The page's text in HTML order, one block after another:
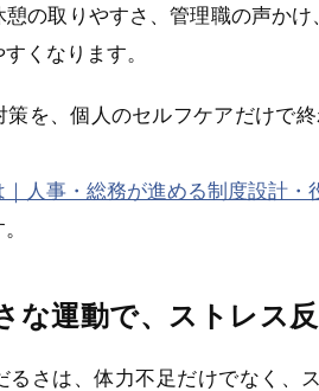
の取りやすさ、管理職の声か
くなります。
策を、個人のセルフケアだけで
人事・総務が進める制度設計・
な運動で、ストレス
るさは、体力不足だけでなく、